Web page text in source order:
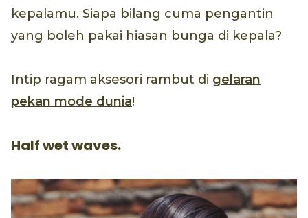
kepalamu. Siapa bilang cuma pengantin
yang boleh pakai hiasan bunga di kepala?
Intip ragam aksesori rambut di gelaran
pekan mode dunia!
Half wet waves.